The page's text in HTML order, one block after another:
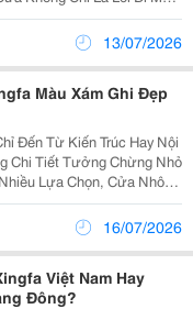
Công Năng Sử Dụng Và
Đặc Biệt Với Dòng Cửa
13/07/2026
Màu Xám Ghi Đẹp
Đến Từ Kiến Trúc Hay Nội
Chi Tiết Tưởng Chừng Nhỏ
Lựa Chọn, Cửa Nhôm
Nhiều Gia Chủ Và
Sang Trọng, Bền Bỉ...
16/07/2026
Việt Nam Hay
Đông?